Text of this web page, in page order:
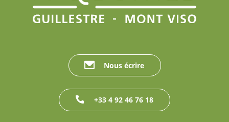
Nous écrire
+33 4 92 46 76 18